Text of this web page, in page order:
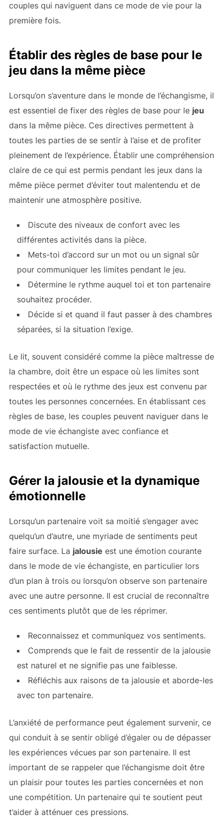
couples qui naviguent dans ce mode de vie pour la
première fois.
Établir des règles de base pour le
jeu dans la même pièce
Lorsqu’on s’aventure dans le monde de l’échangisme, il
est essentiel de fixer des règles de base pour le jeu
dans la même pièce. Ces directives permettent à
toutes les parties de se sentir à l’aise et de profiter
pleinement de l’expérience. Établir une compréhension
claire de ce qui est permis pendant les jeux dans la
même pièce permet d’éviter tout malentendu et de
maintenir une atmosphère positive.
Discute des niveaux de confort avec les
différentes activités dans la pièce.
Mets-toi d’accord sur un mot ou un signal sûr
pour communiquer les limites pendant le jeu.
Détermine le rythme auquel toi et ton partenaire
souhaitez procéder.
Décide si et quand il faut passer à des chambres
séparées, si la situation l’exige.
Le lit, souvent considéré comme la pièce maîtresse de
la chambre, doit être un espace où les limites sont
respectées et où le rythme des jeux est convenu par
toutes les personnes concernées. En établissant ces
règles de base, les couples peuvent naviguer dans le
mode de vie échangiste avec confiance et
satisfaction mutuelle.
Gérer la jalousie et la dynamique
émotionnelle
Lorsqu’un partenaire voit sa moitié s’engager avec
quelqu’un d’autre, une myriade de sentiments peut
faire surface. La jalousie est une émotion courante
dans le mode de vie échangiste, en particulier lors
d’un plan à trois ou lorsqu’on observe son partenaire
avec une autre personne. Il est crucial de reconnaître
ces sentiments plutôt que de les réprimer.
Reconnaissez et communiquez vos sentiments.
Comprends que le fait de ressentir de la jalousie
est naturel et ne signifie pas une faiblesse.
Réfléchis aux raisons de ta jalousie et aborde-les
avec ton partenaire.
L’anxiété de performance peut également survenir, ce
qui conduit à se sentir obligé d’égaler ou de dépasser
les expériences vécues par son partenaire. Il est
important de se rappeler que l’échangisme doit être
un plaisir pour toutes les parties concernées et non
une compétition. Un partenaire qui te soutient peut
t’aider à atténuer ces pressions.